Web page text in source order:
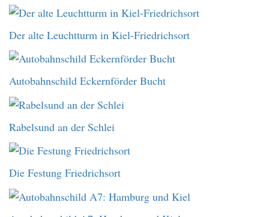
Der alte Leuchtturm in Kiel-Friedrichsort
Autobahnschild Eckernförder Bucht
Rabelsund an der Schlei
Die Festung Friedrichsort